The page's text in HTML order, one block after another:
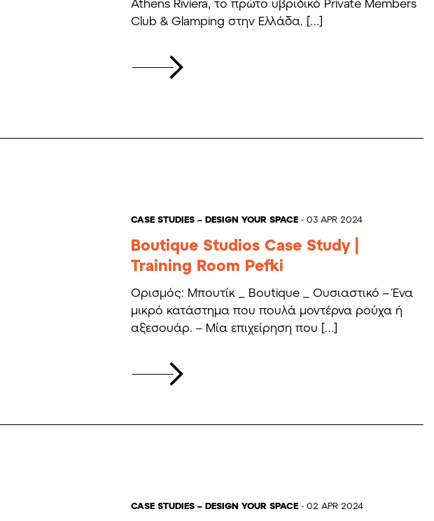
Athens Riviera, το πρώτο υβριδικό Private Members
Club & Glamping στην Ελλάδα. […]
CASE STUDIES – DESIGN YOUR SPACE - 03 APR 2024
Boutique Studios Case Study |
Training Room Pefki
Ορισμός: Μπουτίκ _ Boutique _ Ουσιαστικό – Ένα
μικρό κατάστημα που πουλά μοντέρνα ρούχα ή
αξεσουάρ. – Μία επιχείρηση που […]
CASE STUDIES – DESIGN YOUR SPACE - 02 APR 2024